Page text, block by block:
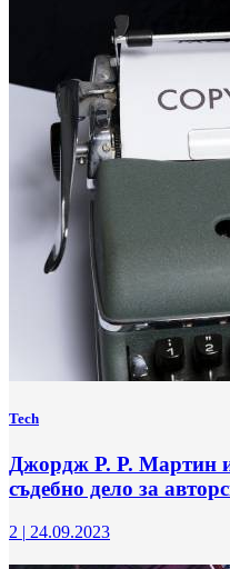
Tech
Джордж Р. Р. Мартин
съдебно дело за
2 | 24.09.2023